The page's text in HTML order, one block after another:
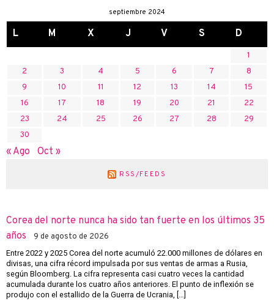
septiembre 2024
L M X J V S D
1
2
3 4 5 6 7
8
9
10 11 12 13 14
15
16
17 18 19 20 21
22
23
24 25 26 27 28
29
30
« Ago Oct »
RSS/FEEDS
Corea del norte nunca ha sido tan fuerte en los últimos 35
años
9 de agosto de 2026
Entre 2022 y 2025 Corea del norte acumuló 22.000 millones de dólares en
divisas, una cifra récord impulsada por sus ventas de armas a Rusia,
según Bloomberg. La cifra representa casi cuatro veces la cantidad
acumulada durante los cuatro años anteriores. El punto de inflexión se
produjo con el estallido de la Guerra de Ucrania, […]